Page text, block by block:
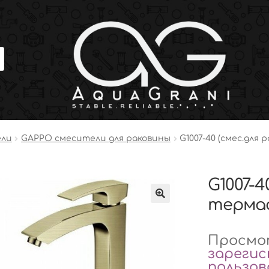
GAPPO смесители для раковины G1007-40
G1007-